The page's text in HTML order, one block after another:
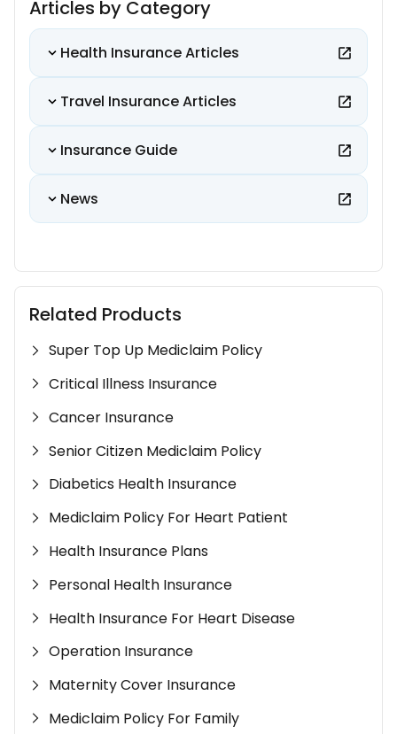
Articles by Category
Health Insurance Articles
Travel Insurance Articles
Insurance Guide
News
Related Products
Super Top Up Mediclaim Policy
Critical Illness Insurance
Cancer Insurance
Senior Citizen Mediclaim Policy
Diabetics Health Insurance
Mediclaim Policy For Heart Patient
Health Insurance Plans
Personal Health Insurance
Health Insurance For Heart Disease
Operation Insurance
Maternity Cover Insurance
Mediclaim Policy For Family